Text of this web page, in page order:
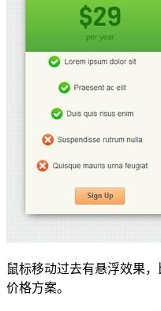
鼠标移动过去有悬浮效果
价格方案。